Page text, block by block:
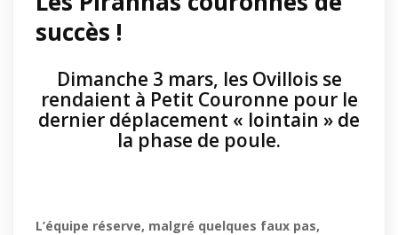
succès !
Dimanche 3 mars, les Ovillois se
rendaient à Petit Couronne pour le
dernier déplacement « lointain » de
la phase de poule.
L’équipe réserve, malgré quelques faux pas,